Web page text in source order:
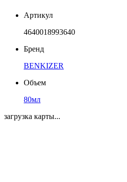
Артикул
4640018993640
Бренд
BENKIZER
Объем
80мл
загрузка карты...